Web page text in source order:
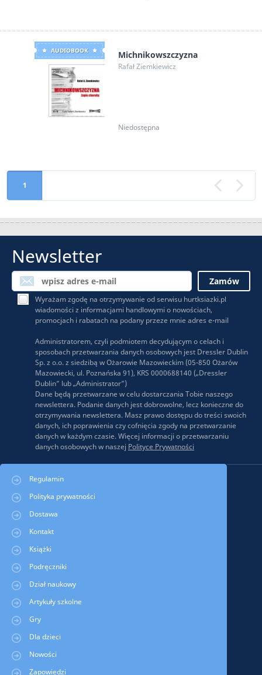
AUDIOBOOK Michnikowszczyzna
Rafał Ziemkiewicz
Niedostępna
1
Newsletter
Wyrażam zgodę na otrzymywanie od serwisu hurtksiazki.pl
wiadomości z informacjami handlowymi o nowościach,
promocjach i rabatach na podany przeze mnie adres e-mail
Administratorem, czyli podmiotem decydującym o celach i
sposobach przetwarzania danych osobowych jest Dressler Dublin
Sp. z o.o. z siedzibą w Ożarowie Mazowieckim (05-850 Ożarów
Mazowiecki, ul. Poznańska 91), KRS 0000688140 („Dressler
Dublin” lub „Administrator”)
Dane będą przetwarzane w celu dostarczania Tobie naszego
newslettera. Podanie danych jest dobrowolne, lecz konieczne do
otrzymywania newslettera. Masz prawo dostępu do treści swoich
danych, ich poprawienia czy cofnięcia zgody na przetwarzanie
danych w każdym czasie. Więcej informacji o przetwarzaniu
danych osobowych w naszej Polityce Prywatności
Regulamin
Polityka prywatności
Dostawa
Kontakt
Książki
Podręczniki
Dział naukowy
Artykuły szkolne
Gry
Dla dzieci
Nowości
Zapowiedzi